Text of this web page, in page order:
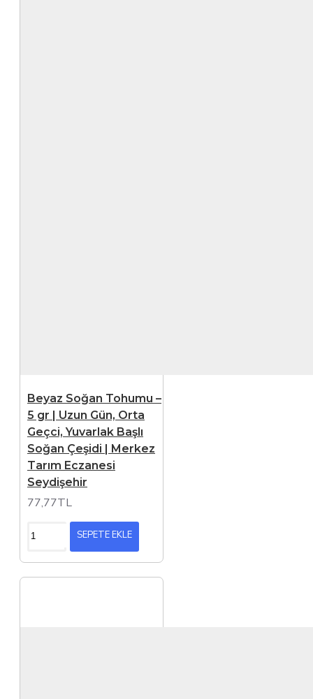
Beyaz Soğan Tohumu –
5 gr | Uzun Gün, Orta
Geçci, Yuvarlak Başlı
Soğan Çeşidi | Merkez
Tarım Eczanesi
Seydişehir
77,77TL
SEPETE EKLE